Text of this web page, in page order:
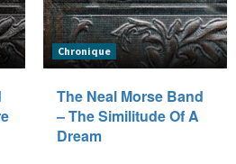
Chronique
The Neal Morse Band
– The Similitude Of A
Dream